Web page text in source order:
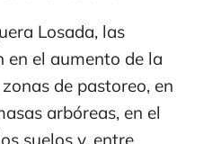
Losada, las
en el aumento de la
de pastoreo, en
arbóreas, en el
suelos y, entre